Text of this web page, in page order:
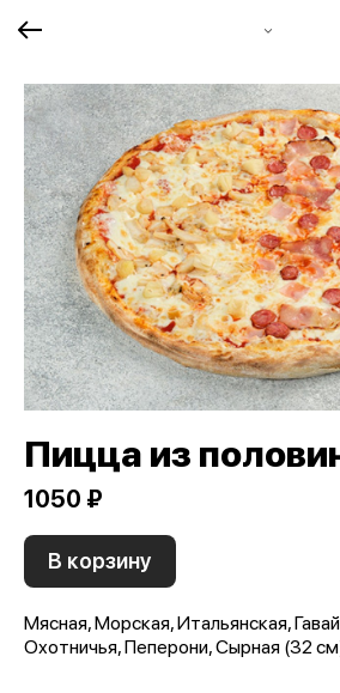
Пицца из
1050 ₽
В корзину
Мясная, Морская, Итальянская,
Охотничья, Пеперони, Сырная (32